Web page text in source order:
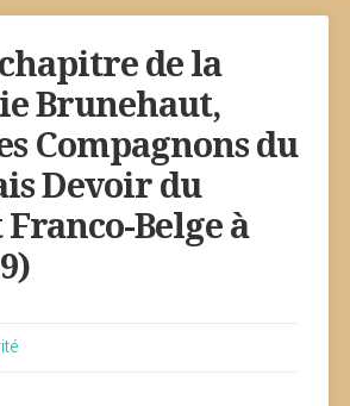
de la
Brunehaut,
Compagnons du
Devoir du
Belge à